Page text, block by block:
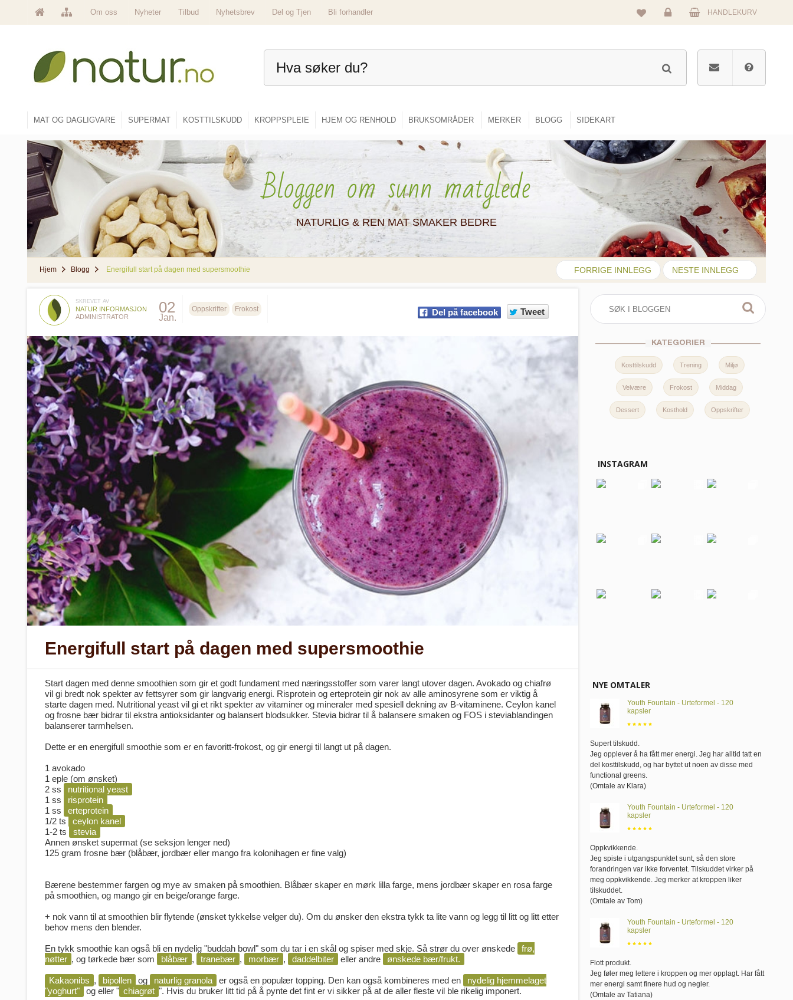
Om oss Nyheter Tilbud Nyhetsbrev Del og Tjen
Bli forhandler
Logg
HANDLEKURV
MAT OG DAGLIGVARE SUPERMAT KOSTTILSKUDD KROPPSPLEIE HJEM OG RENHOLD BRUKSOMRÅDER MERKER BLOGG SIDEKART
Bloggen om sunn matglede
NATURLIG & REN MAT SMAKER BEDRE
Hjem Blogg Energifull start på dagen med supersmoothie FORRIGE INNLEGG NESTE INNLEGG
SKREVET AV
NATUR INFORMASJON
ADMINISTRATOR
02
Jan.
Oppskrifter Frokost Del på facebook Tweet
Energifull start på dagen med supersmoothie
Start dagen med denne smoothien som gir et godt fundament med næringsstoffer som varer langt utover dagen. Avokado og chiafrø
vil gi bredt nok spekter av fettsyrer som gir langvarig energi. Risprotein og erteprotein gir nok av alle aminosyrene som er viktig å
starte dagen med. Nutritional yeast vil gi et rikt spekter av vitaminer og mineraler med spesiell dekning av B-vitaminene. Ceylon kanel
og frosne bær bidrar til ekstra antioksidanter og balansert blodsukker. Stevia bidrar til å balansere smaken og FOS i steviablandingen
balanserer tarmhelsen.
Dette er en energifull smoothie som er en favoritt-frokost, og gir energi til langt ut på dagen.
1 avokado
1 eple (om ønsket)
2 ss
nutritional yeast
1 ss
risprotein
1 ss
erteprotein
1/2 ts
ceylon kanel
1-2 ts
stevia
Annen ønsket supermat (se seksjon lenger ned)
125 gram frosne bær (blåbær, jordbær eller mango fra kolonihagen er fine valg)
Bærene bestemmer fargen og mye av smaken på smoothien. Blåbær skaper en mørk lilla farge, mens jordbær skaper en rosa farge
på smoothien, og mango gir en beige/orange farge.
+ nok vann til at smoothien blir flytende (ønsket tykkelse velger du). Om du ønsker den ekstra tykk ta lite vann og legg til litt og litt etter
behov mens den blender.
En tykk smoothie kan også bli en nydelig "buddah bowl" som du tar i en skål og spiser med skje. Så strør du over ønskede
frø,
nøtter , og tørkede bær som blåbær , tranebær , morbær , daddelbiter eller andre ønskede bær/frukt.
Kakaonibs , bipollen og naturlig granola er også en populær topping. Den kan også kombineres med en
nydelig hjemmelaget
"yoghurt"
og eller " chiagrøt ". Hvis du bruker litt tid på å pynte det fint er vi sikker på at de aller fleste vil ble rikelig imponert.
KATEGORIER
Kosttilskudd Trening Miljø
Velvære Frokost Middag
Dessert Kosthold Oppskrifter
INSTAGRAM
NYE OMTALER
Youth Fountain - Urteformel - 120
kapsler
Supert tilskudd .
Jeg opplever å ha fått mer energi. Jeg har alltid tatt en
del kosttilskudd, og har byttet ut noen av disse med
functional greens.
(Omtale av Klara)
Youth Fountain - Urteformel - 120
kapsler
Oppkvikkende.
Jeg spiste i utgangspunktet sunt, så den store
forandringen var ikke forventet. Tilskuddet virker på
meg oppkvikkende. Jeg merker at kroppen liker
tilskuddet.
(Omtale av Tom)
Youth Fountain - Urteformel - 120
kapsler
Flott produkt.
Jeg føler meg lettere i kroppen og mer opplagt. Har fått
mer energi samt finere hud og negler.
(Omtale av Tatiana)